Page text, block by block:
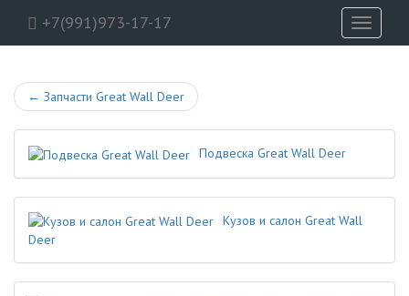
+7(991)973-17-17
Toggle
← Запчасти Great Wall Deer
Подвеска Great Wall Deer
Кузов и салон Great Wall
Deer